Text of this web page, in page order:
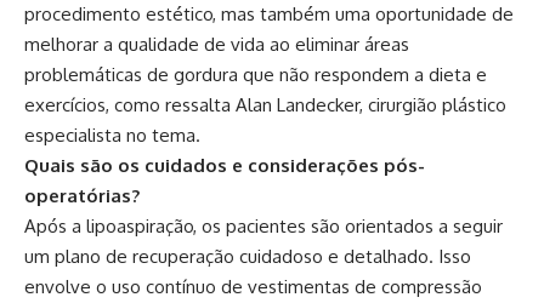
procedimento estético, mas também uma oportunidade de
melhorar a qualidade de vida ao eliminar áreas
problemáticas de gordura que não respondem a dieta e
exercícios, como ressalta Alan Landecker, cirurgião plástico
especialista no tema.
Quais são os cuidados e considerações pós-
operatórias?
Após a lipoaspiração, os pacientes são orientados a seguir
um plano de recuperação cuidadoso e detalhado. Isso
envolve o uso contínuo de vestimentas de compressão